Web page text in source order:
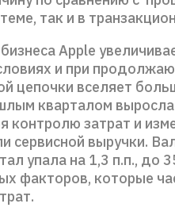
так и в
Apple
и при
цепочки вселяет
кварталом выросла
контролю затрат и
сервисной выручки.
упала на 1,3 п.п., до
факторов, которые